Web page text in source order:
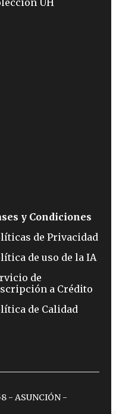
ÚH
y Condiciones
de Privacidad
de uso de la IA
de
a Crédito
de Calidad
- ASUNCIÓN -